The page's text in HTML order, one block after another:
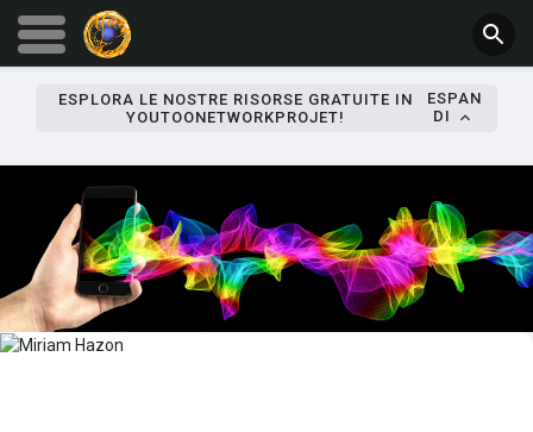
ESPLORA LE NOSTRE RISORSE GRATUITE IN
YOUTOONETWORKPROJET!
ESPAN
DI